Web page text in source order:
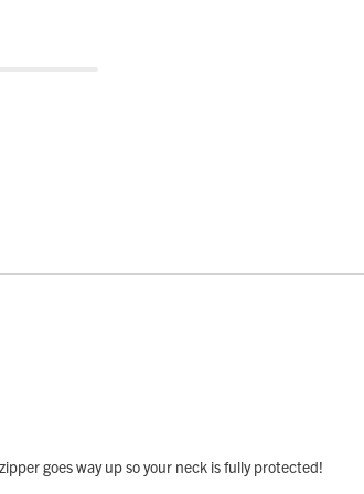
goes way up so your neck is fully protected!